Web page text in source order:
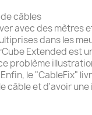
câbles
avec des mètres
dans les
Extended est
problème
le "CableFix"
câble et d'avoir